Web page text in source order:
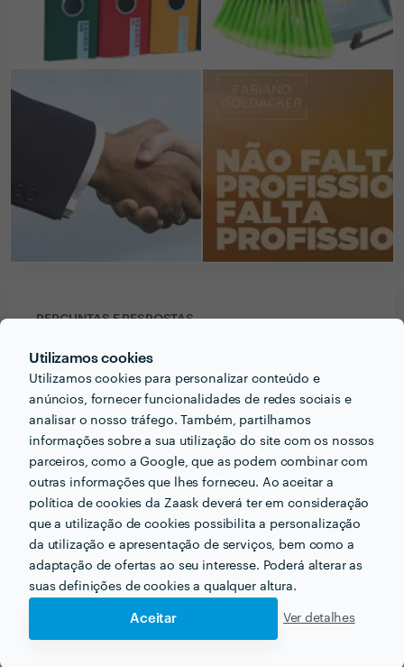
Utilizamos cookies
Utilizamos cookies para personalizar conteúdo e
anúncios, fornecer funcionalidades de redes sociais e
analisar o nosso tráfego. Também, partilhamos
informações sobre a sua utilização do site com os nossos
parceiros, como a Google, que as podem combinar com
outras informações que lhes forneceu. Ao aceitar a
política de cookies da Zaask deverá ter em consideração
que a utilização de cookies possibilita a personalização
da utilização e apresentação de serviços, bem como a
adaptação de ofertas ao seu interesse. Poderá alterar as
suas definições de cookies a qualquer altura.
Aceitar Ver detalhes
PERGUNTAS E RESPOSTAS
com profissionais?
Valores monetários, documentos escritos, horários,
todos os pormenores que ache importantes.
Que formação e experiência tem relacionadas com a
sua actividade?
Sargento da Marinha de Guerra Portuguesa, formador,
chefe de equipa de comunicações.
Que conselhos daria a alguém que quer contratar